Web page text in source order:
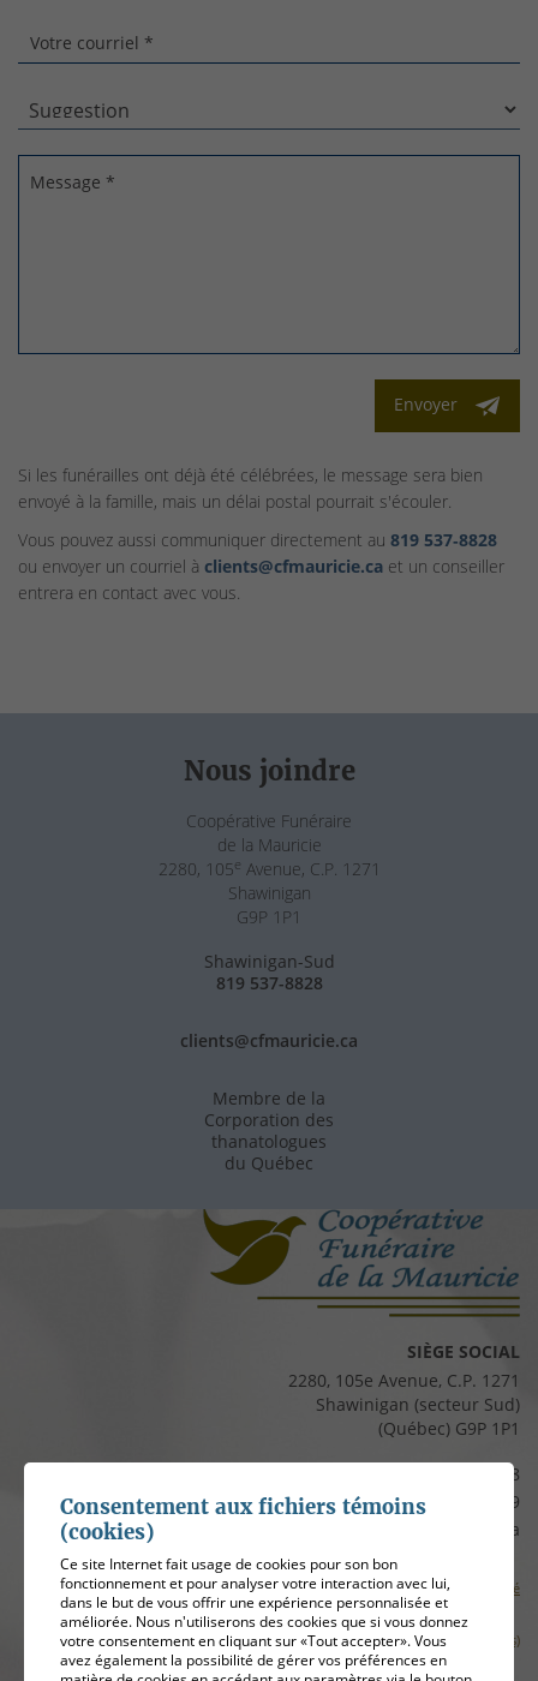
Votre courriel *
Message *
Envoyer
Si les funérailles ont déjà été célébrées, le message sera bien
envoyé à la famille, mais un délai postal pourrait s'écouler.
Vous pouvez aussi communiquer directement au 819 537‑8828
ou envoyer un courriel à clients@cfmauricie.ca et un conseiller
entrera en contact avec vous.
Nous joindre
Coopérative Funéraire
de la Mauricie
2280, 105e Avenue, C.P. 1271
Shawinigan
G9P 1P1
Shawinigan-Sud
819 537-8828
clients@cfmauricie.ca
Membre de la
Corporation des
thanatologues
du Québec
SIÈGE SOCIAL
2280, 105e Avenue, C.P. 1271
Shawinigan (secteur Sud)
(Québec) G9P 1P1
819 537-8828
Télécopieur :819 537-8829
clients@cfmauricie.ca
Conditions d’utilisation et politique de confidentialité
Gérer mes témoins (cookies)
Consentement aux fichiers témoins
(cookies)
Ce site Internet fait usage de cookies pour son bon
fonctionnement et pour analyser votre interaction avec lui,
dans le but de vous offrir une expérience personnalisée et
améliorée. Nous n'utiliserons des cookies que si vous donnez
votre consentement en cliquant sur «Tout accepter». Vous
avez également la possibilité de gérer vos préférences en